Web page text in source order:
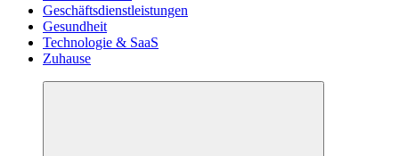
Geschäftsdienstleistungen
Gesundheit
Technologie & SaaS
Zuhause